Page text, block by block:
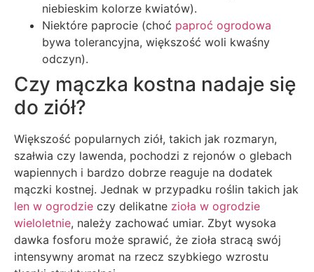
niebieskim kolorze kwiatów).
Niektóre paprocie (choć paproć ogrodowa
bywa tolerancyjna, większość woli kwaśny
odczyn).
Czy mączka kostna nadaje się
do ziół?
Większość popularnych ziół, takich jak rozmaryn,
szałwia czy lawenda, pochodzi z rejonów o glebach
wapiennych i bardzo dobrze reaguje na dodatek
mączki kostnej. Jednak w przypadku roślin takich jak
len w ogrodzie czy delikatne zioła w ogrodzie
wieloletnie, należy zachować umiar. Zbyt wysoka
dawka fosforu może sprawić, że zioła stracą swój
intensywny aromat na rzecz szybkiego wzrostu